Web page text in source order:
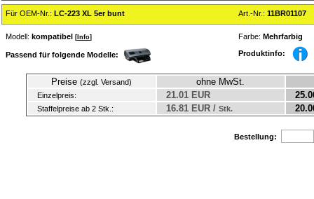
Für OEM-Nr.: LC-223 XL 5er bunt Art.-Nr.: 11BR01107
Modell: kompatibel [ Info] Farbe: Mehrfarbig
Passend für folgende Modelle: Produktinfo:
Preise (zzgl. Versand) ohne MwSt.
Einzelpreis: 21.01 EUR
Staffelpreise ab 2 Stk.: 16.81 EUR / Stk.
Bestellung: